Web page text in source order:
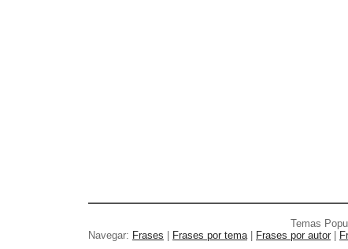
Temas
Navegar: Frases | Frases por tema | Frases por autor |